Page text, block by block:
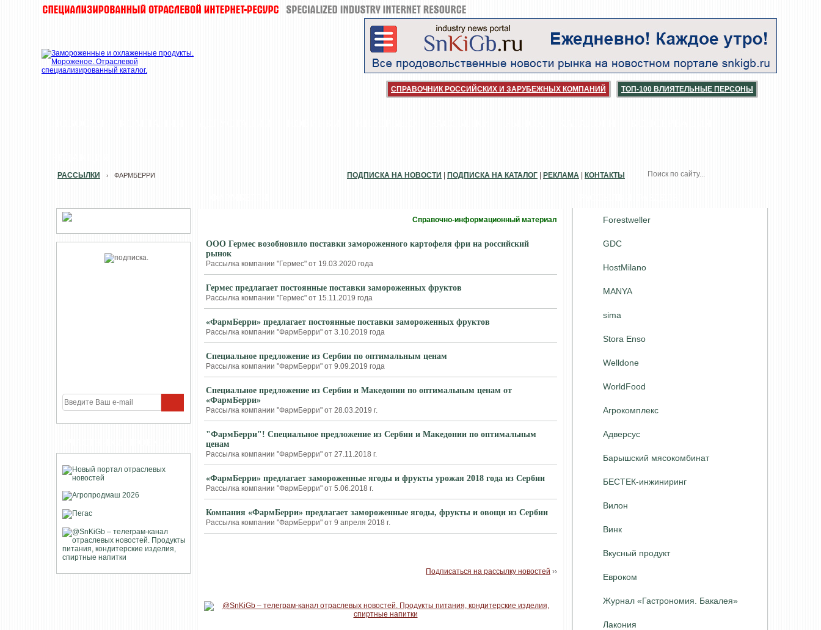
СПРАВОЧНИК РОССИЙСКИХ И ЗАРУБЕЖНЫХ КОМПАНИЙ ТОП-100 ВЛИЯТЕЛЬНЫЕ ПЕРСОНЫ
Forestweller
GDC
HostMilano
MANYA
sima
Stora Enso
Welldone
WorldFood
Агрокомплекс
Адверсус
Барышский мясокомбинат
БЕСТЕК-инжиниринг
Вилон
Винк
Вкусный продукт
Евроком
Журнал «Гастрономия. Бакалея»
Лакония
РАССЫЛКИ › ФАРМБЕРРИ ПОДПИСКА НА НОВОСТИ ПОДПИСКА НА КАТАЛОГ РЕКЛАМА КОНТАКТЫ
Справочно-информационный материал
ООО Гермес возобновило поставки замороженного картофеля фри на российский
рынок
Рассылка компании "Гермес" от 19.03.2020 года
Гермес предлагает постоянные поставки замороженных фруктов
Рассылка компании "Гермес" от 15.11.2019 года
«ФармБерри» предлагает постоянные поставки замороженных фруктов
Рассылка компании "ФармБерри" от 3.10.2019 года
Cпециальное предложение из Сербии по оптимальным ценам
Рассылка компании "ФармБерри" от 9.09.2019 года
Cпециальное предложение из Сербии и Македонии по оптимальным ценам от
«ФармБерри»
Рассылка компании "ФармБерри" от 28.03.2019 г.
"ФармБерри"! Cпециальное предложение из Сербии и Македонии по оптимальным
ценам
Рассылка компании "ФармБерри" от 27.11.2018 г.
«ФармБерри» предлагает замороженные ягоды и фрукты урожая 2018 года из Сербии
Рассылка компании "ФармБерри" от 5.06.2018 г.
Компания «ФармБерри» предлагает замороженные ягоды, фрукты и овощи из Сербии
Рассылка компании "ФармБерри" от 9 апреля 2018 г.
Подписаться на рассылку новостей ››